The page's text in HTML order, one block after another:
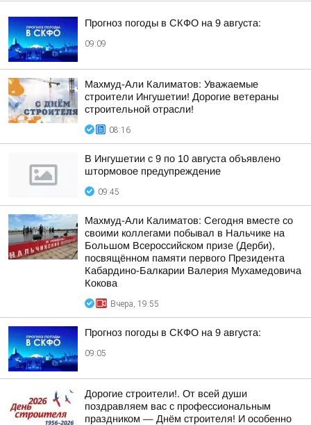
Прогноз погоды в СКФО на 9 августа:
09:09
Махмуд-Али Калиматов: Уважаемые
строители Ингушетии! Дорогие ветераны
строительной отрасли!
08:16
В Ингушетии с 9 по 10 августа объявлено
штормовое предупреждение
09:45
Махмуд-Али Калиматов: Сегодня вместе со
своими коллегами побывал в Нальчике на
Большом Всероссийском призе (Дерби),
посвящённом памяти первого Президента
Кабардино-Балкарии Валерия Мухамедовича
Кокова
Вчера, 19:55
Прогноз погоды в СКФО на 9 августа:
09:05
Дорогие строители!. От всей души
поздравляем вас с профессиональным
праздником — Днём строителя! И особенно